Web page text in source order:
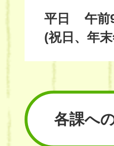
平日
午前
(祝日、年
各課へ